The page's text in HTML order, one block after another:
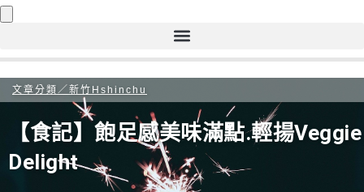
文章分類／ 新竹Hshinchu
【食記】飽足感美味滿點.輕揚Veggie
Delight